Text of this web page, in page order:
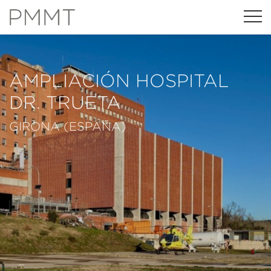
AMPLIACIÓN HOSPITAL
DR. TRUETA
GIRONA (ESPAÑA)